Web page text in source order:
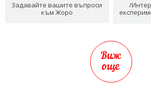
Задавайте вашите въпроси
към Жоро
/
Виж
още